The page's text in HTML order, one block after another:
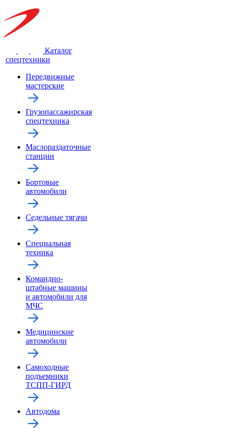
Каталог
спецтехники
Передвижные
мастерские
Грузопассажирская
спецтехника
Маслораздаточные
станции
Бортовые
автомобили
Седельные тягачи
Специальная
техника
Командно-
штабные машины
и автомобили для
МЧС
Медицинские
автомобили
Самоходные
подъемники
ТСПП-ГИРД
Автодома